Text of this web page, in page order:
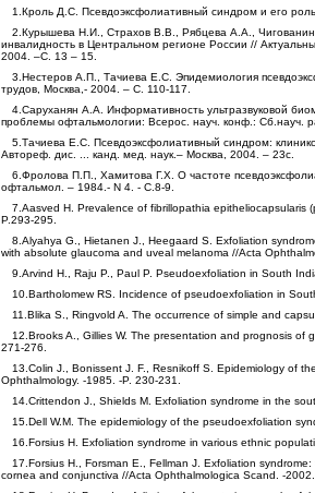
1.Кроль Д.С. Псевдоэксфолиативный синдром и его
2.Курышева Н.И., Страхов В.В., Рябцева А.А.,
инвалидность в Центральном регионе России //
2004. –С. 13 – 15.
3.Нестеров А.П., Тачиева Е.С. Эпидемиология
трудов, Москва,- 2004. – С. 110-117.
4.Саруханян А.А. Информативность ультразвуковой
проблемы офтальмологии: Всерос. науч. конф.: Сб.науч.
5.Тачиева Е.С. Псевдоэксфолиативный синдром:
Автореф. дис. ... канд. мед. наук.– Москва, 2004. – 23с.
6.Фролова П.П., Хамитова Г.Х. О частоте
oфтальмол. – 1984.- N 4. - C.8-9.
7.Aasved H. Prevalence of fibrillopathia
P.293-295.
8.Alyahya G., Hietanen J., Heegaard S. Exfoliation
with absolute glaucoma and uveal melanoma //Acta
9.Arvind H., Raju P., Paul P. Pseudoexfoliation in South
10.Bartholomew RS. Incidence of pseudoexfoliation in
11.Blika S., Ringvold A. The occurrence of simple and
12.Brooks A., Gillies W. The presentation and prognosis
271-276.
13.Colin J., Bonissent J. F., Resnikoff S. Epidemiology of
Ophthalmology. -1985. -P. 230-231.
14.Crittendon J., Shields M. Exfoliation syndrome in the
15.Dell W.M. The epidemiology of the pseudoexfoliation
16.Forsius H. Exfoliation syndrome in various ethnic
17.Forsius H., Forsman E., Fellman J. Exfoliation
cornea and conjunctiva //Acta Ophthalmologica Scand. -